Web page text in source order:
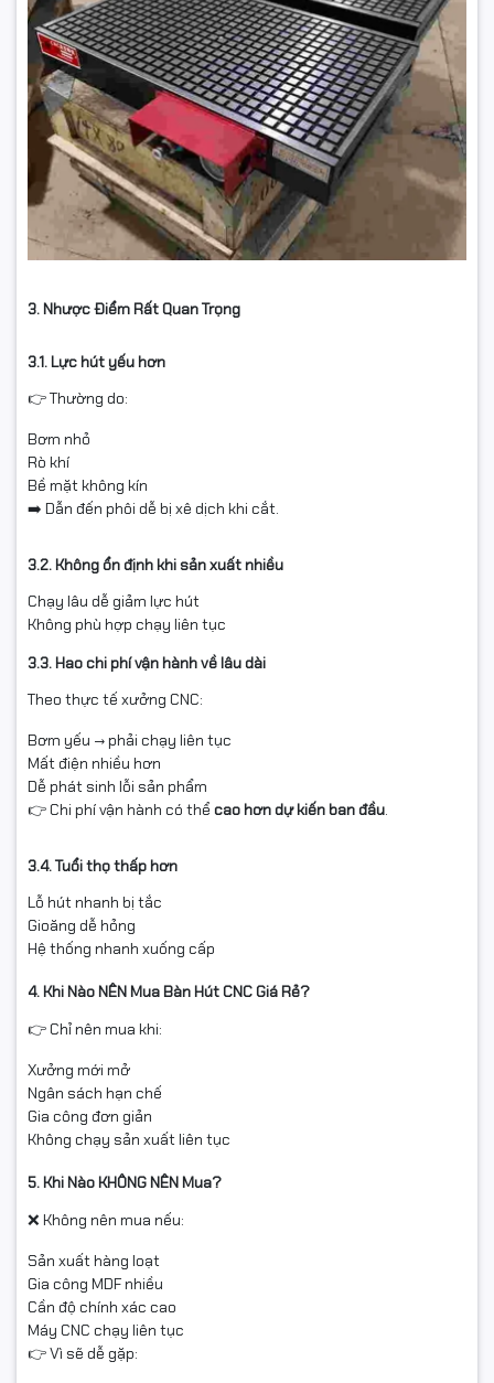
3. Nhược Điểm Rất Quan Trọng
3.1. Lực hút yếu hơn
👉 Thường do:
Bơm nhỏ
Rò khí
Bề mặt không kín
➡️ Dẫn đến phôi dễ bị xê dịch khi cắt.
3.2. Không ổn định khi sản xuất nhiều
Chạy lâu dễ giảm lực hút
Không phù hợp chạy liên tục
3.3. Hao chi phí vận hành về lâu dài
Theo thực tế xưởng CNC:
Bơm yếu → phải chạy liên tục
Mất điện nhiều hơn
Dễ phát sinh lỗi sản phẩm
👉 Chi phí vận hành có thể cao hơn dự kiến ban đầu.
3.4. Tuổi thọ thấp hơn
Lỗ hút nhanh bị tắc
Gioăng dễ hỏng
Hệ thống nhanh xuống cấp
4. Khi Nào NÊN Mua Bàn Hút CNC Giá Rẻ?
👉 Chỉ nên mua khi:
Xưởng mới mở
Ngân sách hạn chế
Gia công đơn giản
Không chạy sản xuất liên tục
5. Khi Nào KHÔNG NÊN Mua?
❌ Không nên mua nếu:
Sản xuất hàng loạt
Gia công MDF nhiều
Cần độ chính xác cao
Máy CNC chạy liên tục
👉 Vì sẽ dễ gặp: